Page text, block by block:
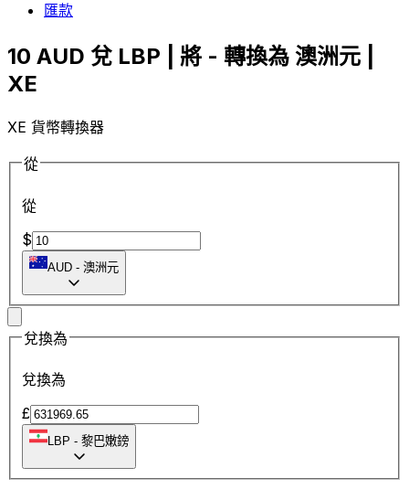
匯款
10 AUD 兌 LBP | 將 - 轉換為 澳洲元 |
XE
XE 貨幣轉換器
從
從
$
AUD - 澳洲元
兌換為
兌換為
£
LBP - 黎巴嫩鎊